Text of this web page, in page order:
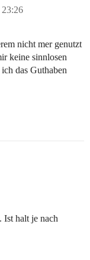
23:26
nicht mer genutzt
keine sinnlosen
das Guthaben
Ist halt je nach